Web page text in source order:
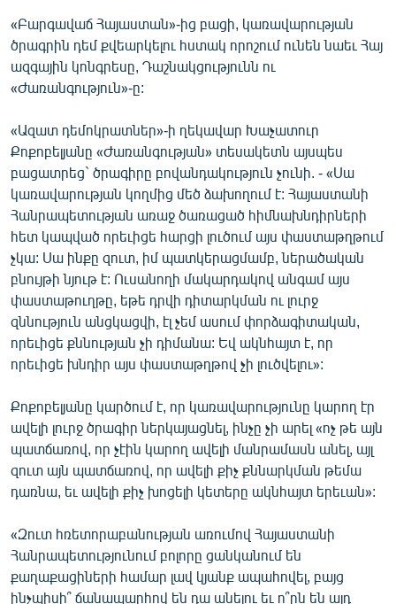
«Բարգավաճ Հայաստան»-ից բացի, կառավարության
ծրագրին դեմ քվեարկելու հստակ որոշում ունեն նաեւ Հայ
ազգային կոնգրեսը, Դաշնակցությունն ու
«Ժառանգություն»-ը:
«Ազատ դեմոկրատներ»-ի ղեկավար Խաչատուր
Քոքոբելյանը «Ժառանգության» տեսակետն այսպես
բացատրեց` ծրագիրը բովանդակություն չունի. - «Սա
կառավարության կողմից մեծ ձախողում է: Հայաստանի
Հանրապետության առաջ ծառացած հիմնախնդիրների
հետ կապված որեւիցե հարցի լուծում այս փաստաթղթում
չկա: Սա ինքը զուտ, իմ պատկերացմամբ, ներածական
բնույթի նյութ է: Ուսանողի մակարդակով անգամ այս
փաստաթուղթը, եթե դրվի դիտարկման ու լուրջ
զննություն անցկացվի, էլ չեմ ասում փորձագիտական,
որեւիցե քննության չի դիմանա: Եվ ակնհայտ է, որ
որեւիցե խնդիր այս փաստաթղթով չի լուծվելու»:
Քոքոբելյանը կարծում է, որ կառավարությունը կարող էր
ավելի լուրջ ծրագիր ներկայացնել, ինչը չի արել «ոչ թե այն
պատճառով, որ չէին կարող ավելի մանրամասն անել, այլ
զուտ այն պատճառով, որ ավելի քիչ քննարկման թեմա
դառնա, եւ ավելի քիչ խոցելի կետերը ակնհայտ երեւան»:
«Զուտ հռետորաբանության առումով Հայաստանի
Հանրապետությունում բոլորը ցանկանում են
քաղաքացիների համար լավ կյանք ապահովել, բայց
ինչպիսի՞ ճանապարհով են դա անելու եւ ո՞րն են այդ